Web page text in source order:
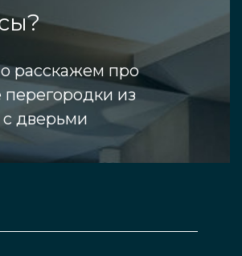
расскажем про
из
с дверьми